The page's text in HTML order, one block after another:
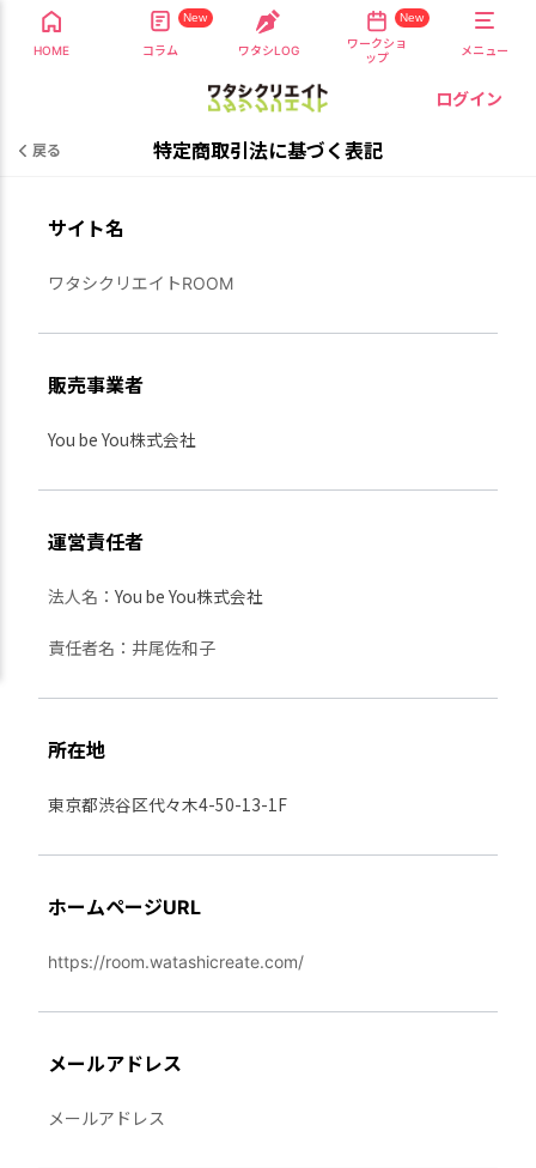
HOME
New
コラム ワタシLOG
New
ワークショ
ップ
メニュー
ログイン
戻る 特定商取引法に基づく表記
サイト名
ワタシクリエイトROOM
販売事業者
You be You株式会社
運営責任者
法人名： You be You株式会社
責任者名：井尾佐和子
所在地
東京都渋谷区代々木4-50-13-1F
ホームページURL
https://room.watashicreate.com/
メールアドレス
メールアドレス